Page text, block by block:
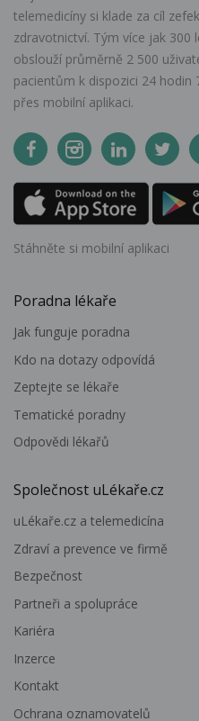
telemedicíny si klade za cíl
zdravotnictví. Tým více jak 300
obslouží průměrně 2 500
pacientům k dispozici 24 hodin
přes mobilní aplikaci.
Stáhněte si mobilní aplikaci
Poradna lékaře
Jak funguje poradna
Kdo na dotazy odpovídá
Zeptejte se lékaře
Tematické poradny
Odpovědi lékařů
Společnost uLékaře.cz
uLékaře.cz a telemedicína
Zdraví a prevence ve firmě
Bezpečnost
Partneři a spolupráce
Kariéra
Inzerce
Kontakt
Ochrana oznamovatelů